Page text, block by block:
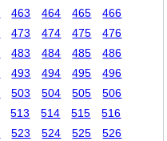
463 464 465
466
473 474 475
476
483 484 485
486
493 494 495
496
503 504 505
506
513 514 515
516
523 524 525
526